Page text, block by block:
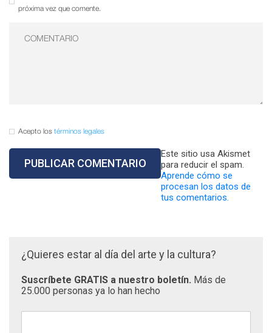
próxima vez que comente.
Acepto los términos legales
Este sitio usa Akismet
para reducir el spam.
Aprende cómo se
procesan los datos de
tus comentarios.
¿Quieres estar al día del arte y la cultura?
Suscríbete GRATIS a nuestro boletín. Más de
25.000 personas ya lo han hecho